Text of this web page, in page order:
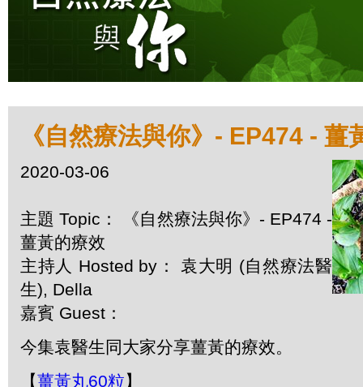
《自然療法與你》- EP474 - 薑
2020-03-06
主題 Topic： 《自然療法與你》- EP474 -
薑黃的療效
主持人 Hosted by： 袁大明 (自然療法醫
生), Della
嘉賓 Guest：
今集袁醫生同大家分享薑黃的療效。
【薑黃丸60粒】